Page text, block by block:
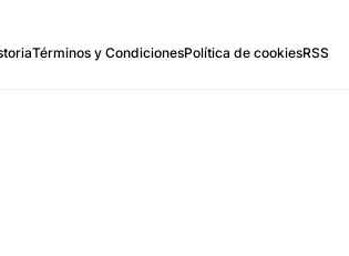
Términos y CondicionesPolítica de cookiesRSS